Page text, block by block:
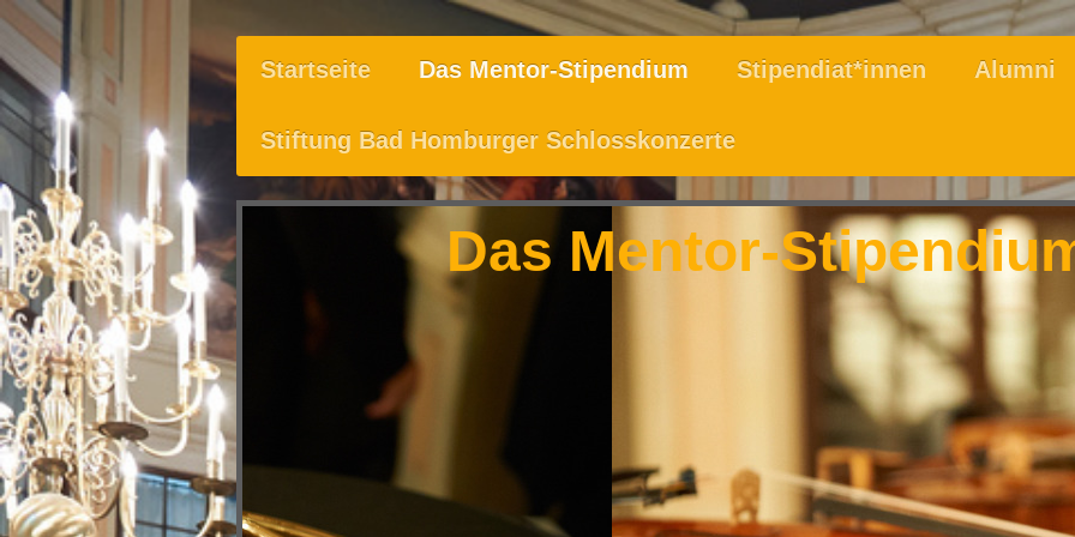
Startseite Das Mentor-Stipendium Stipendiat*innen Alumni
Stiftung Bad Homburger Schlosskonzerte
Das Mentor-